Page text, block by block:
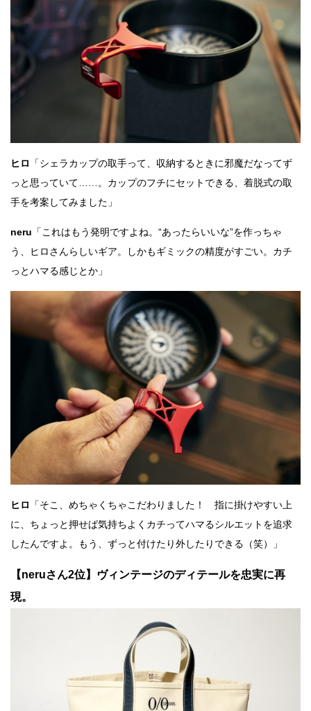
ヒロ
「シェラカップの取手って、収納するときに邪魔だなってず
っと思っていて……。カップのフチにセットできる、着脱式の取
手を考案してみました」
neru 「これはもう発明ですよね。“あったらいいな”を作っちゃ
う、ヒロさんらしいギア。しかもギミックの精度がすごい。カチ
っとハマる感じとか」
ヒロ
「そこ、めちゃくちゃこだわりました！ 指に掛けやすい上
に、ちょっと押せば気持ちよくカチってハマるシルエットを追求
したんですよ。もう、ずっと付けたり外したりできる（笑）」
【neruさん2位】ヴィンテージのディテールを忠実に再
現。